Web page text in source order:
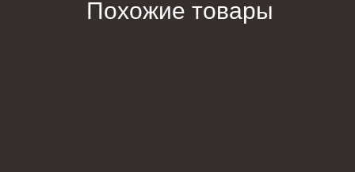
Похожие товары